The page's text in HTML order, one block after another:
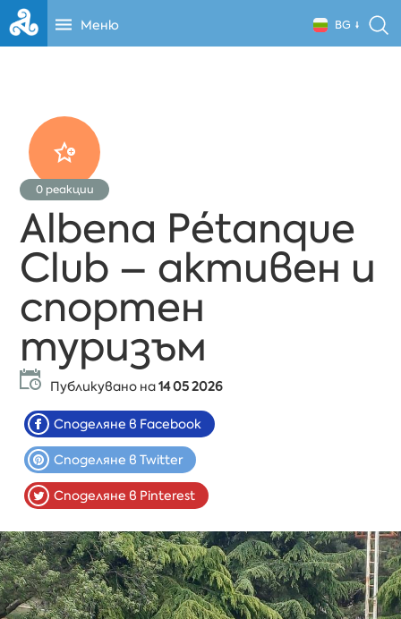
Меню BG
0реакции
Albena Pétanque
Club – активен и
спортен
туризъм
Публикувано на14 05 2026
Споделяне в Facebook
Споделяне в Twitter
Споделяне в Pinterest